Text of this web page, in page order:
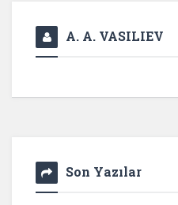
A. A. VASILIEV
Son Yazılar